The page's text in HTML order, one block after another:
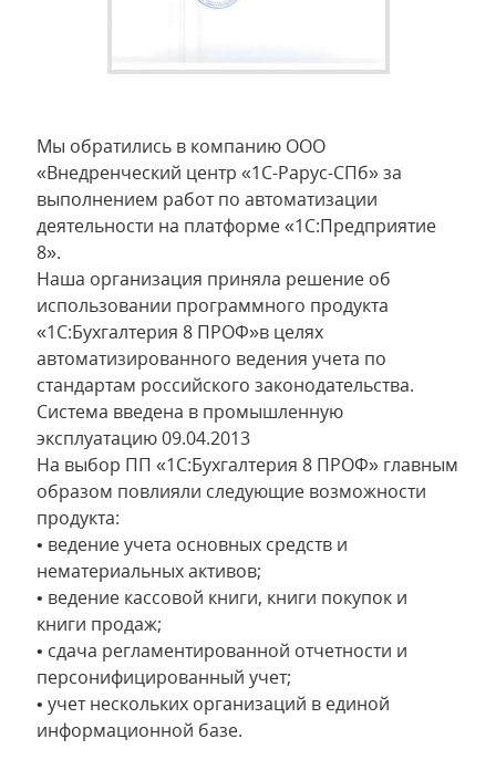
Мы обратились в компанию ООО
«Внедренческий центр «1С-Рарус-СПб» за
выполнением работ по автоматизации
деятельности на платформе «1С:Предприятие
8».
Наша организация приняла решение об
использовании программного продукта
«1С:Бухгалтерия 8 ПРОФ»в целях
автоматизированного ведения учета по
стандартам российского законодательства.
Система введена в промышленную
эксплуатацию 09.04.2013
На выбор ПП «1С:Бухгалтерия 8 ПРОФ» главным
образом повлияли следующие возможности
продукта:
• ведение учета основных средств и
нематериальных активов;
• ведение кассовой книги, книги покупок и
книги продаж;
• сдача регламентированной отчетности и
персонифицированный учет;
• учет нескольких организаций в единой
информационной базе.